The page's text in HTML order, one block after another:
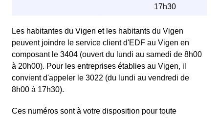
17h30
Les habitantes du Vigen et les habitants du Vigen
peuvent joindre le service client d'EDF au Vigen en
composant le 3404 (ouvert du lundi au samedi de 8h00
à 20h00). Pour les entreprises établies au Vigen, il
convient d'appeler le 3022 (du lundi au vendredi de
8h00 à 17h30).
Ces numéros sont à votre disposition pour toute